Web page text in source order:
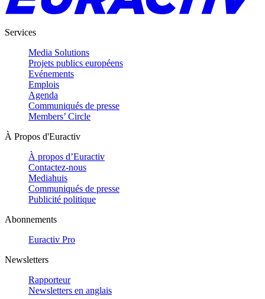
Services
Media Solutions
Projets publics européens
Evénements
Emplois
Agenda
Communiqués de presse
Members’ Circle
À Propos d'Euractiv
À propos d’Euractiv
Contactez-nous
Mediahuis
Communiqués de presse
Publicité politique
Abonnements
Euractiv Pro
Newsletters
Rapporteur
Newsletters en anglais